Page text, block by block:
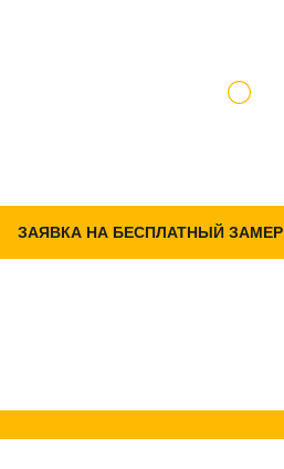
ЗАЯВКА НА БЕСПЛАТНЫЙ ЗАМЕР